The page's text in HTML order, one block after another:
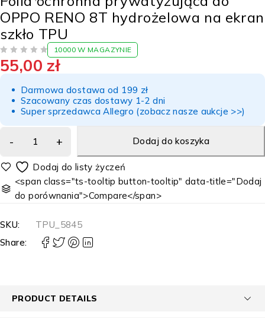
OPPO RENO 8T hydrożelowa na ekran
szkło TPU
10000 W MAGAZYNIE
55,00 zł
Darmowa dostawa od 199 zł
Szacowany czas dostawy 1-2 dni
Super sprzedawca Allegro (zobacz nasze aukcje >>)
Dodaj do koszyka
<span class="ts-tooltip button-tooltip" data-title="Dodaj
do porównania">Compare</span>
SKU:
TPU_5845
Share:
PRODUCT DETAILS